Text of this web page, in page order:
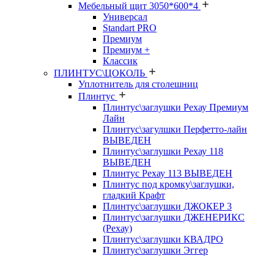
Мебельный щит 3050*600*4
Универсал
Standart PRO
Премиум
Премиум +
Классик
ПЛИНТУС\ЦОКОЛЬ
Уплотнитель для столешниц
Плинтус
Плинтус\заглушки Рехау Премиум
Лайн
Плинтус\загулшки Перфетто-лайн
ВЫВЕДЕН
Плинтус\заглушки Рехау 118
ВЫВЕДЕН
Плинтус Рехау 113 ВЫВЕДЕН
Плинтус под кромку\заглушки,
гладкий Крафт
Плинтус\заглушки ДЖОКЕР 3
Плинтус\заглушки ДЖЕНЕРИКС
(Рехау)
Плинтус\заглушки КВАДРО
Плинтус\заглушки Эггер